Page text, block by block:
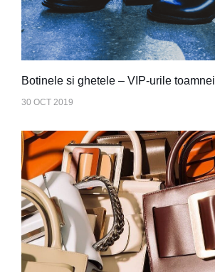
Botinele si ghetele – VIP-urile toamnei
30 OCT 2019